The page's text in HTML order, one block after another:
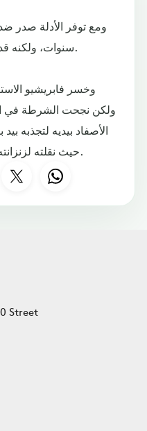
سنوات، ولكنه قدم استئنافا وظل مطلق السراح.
وخسر فابريشيو
ولكن نجحت الشرطة في
الأصفاد بيديه لتجذبه
حيث نقلته لزنزانته وأغلقتها عليه وشعرت بالراحة.
Street